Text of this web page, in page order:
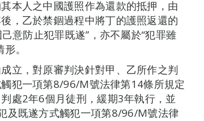
本人之中國護照作為還款的抵押，由
，乙於禁錮過程中將丁的護照返還的
意防止犯罪既遂”，亦不屬於“犯罪雖
。
立，對原審判決針對甲、乙所作之判
犯一項第8/96/M號法律第14條所規定
處2年6個月徒刑，緩期3年執行，並
及既遂方式觸犯一項第8/96/M號法律